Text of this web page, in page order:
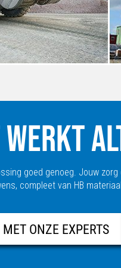
goed genoeg. Jouw
compleet van HB
ONZE EXPERTS